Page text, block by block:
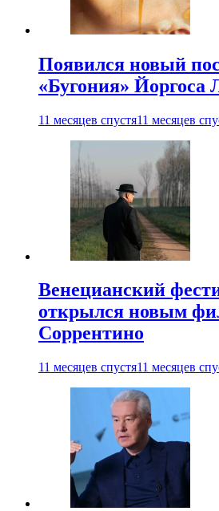
Появился новый
«Бугония» Йоргоса
11 месяцев спустя11 месяцев
Венецианский
открылся новым
Соррентино
11 месяцев спустя11 месяцев